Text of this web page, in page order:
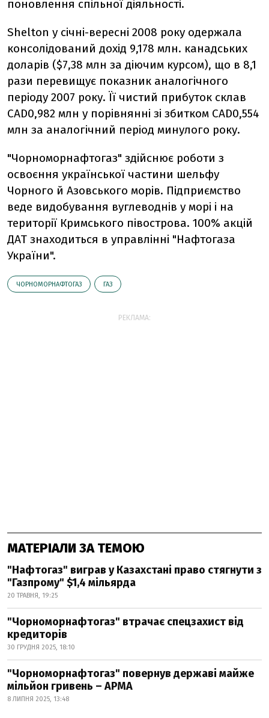
поновлення спільної діяльності.
Shelton у січні-вересні 2008 року одержала
консолідований дохід 9,178 млн. канадських
доларів ($7,38 млн за діючим курсом), що в 8,1
рази перевищує показник аналогічного
періоду 2007 року. Її чистий прибуток склав
CAD0,982 млн у порівнянні зі збитком CAD0,554
млн за аналогічний період минулого року.
"Чорноморнафтогаз" здійснює роботи з
освоєння української частини шельфу
Чорного й Азовського морів. Підприємство
веде видобування вуглеводнів у морі і на
території Кримського півострова. 100% акцій
ДАТ знаходиться в управлінні "Нафтогаза
України".
ЧОРНОМОРНАФТОГАЗ ГАЗ
РЕКЛАМА:
МАТЕРІАЛИ ЗА ТЕМОЮ
"Нафтогаз" виграв у Казахстані право стягнути з
"Газпрому" $1,4 мільярда
20 ТРАВНЯ, 19:25
"Чорноморнафтогаз" втрачає спецзахист від
кредиторів
30 ГРУДНЯ 2025, 18:10
"Чорноморнафтогаз" повернув державі майже
мільйон гривень – АРМА
8 ЛИПНЯ 2025, 13:48